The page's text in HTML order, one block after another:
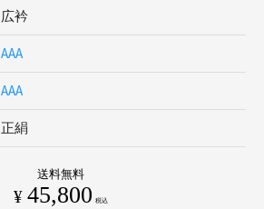
広衿
AAA
AAA
正絹
送料無料
¥ 45,800 税込